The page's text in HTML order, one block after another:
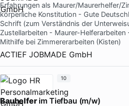
Erfahrungen als Maurer/Maurerhelfer/
körperliche Konstitution - Gute
Schrift (zum Verständnis der
Zustellarbeiten - Maurer-
Mithilfe bei Zimmererarbeiten (Kisten)
ACTIEF JOBMADE GmbH
Bauhelferim Tiefbau (m/w)
10